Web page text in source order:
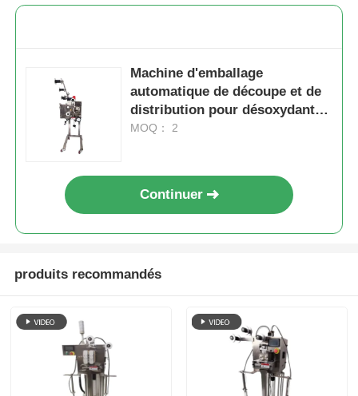
Autre appareil
Services de transformation des emballages
Matériau d'emballage
Machine d'emballage
automatique de découpe et de
distribution pour désoxydant
d'assaisonnement machine de
MOQ： 2
Continuer
produits recommandés